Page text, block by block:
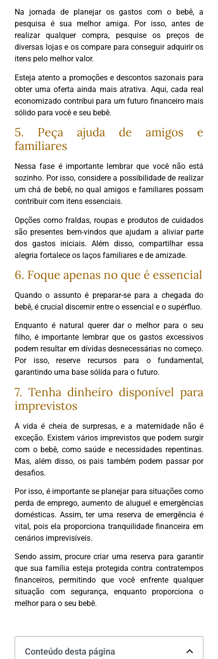
Na jornada de planejar os gastos com o bebê, a
pesquisa é sua melhor amiga. Por isso, antes de
realizar qualquer compra, pesquise os preços de
diversas lojas e os compare para conseguir adquirir os
itens pelo melhor valor.
Esteja atento a promoções e descontos sazonais para
obter uma oferta ainda mais atrativa. Aqui, cada real
economizado contribui para um futuro financeiro mais
sólido para você e seu bebê.
5. Peça ajuda de amigos e
familiares
Nessa fase é importante lembrar que você não está
sozinho. Por isso, considere a possibilidade de realizar
um chá de bebê, no qual amigos e familiares possam
contribuir com itens essenciais.
Opções como fraldas, roupas e produtos de cuidados
são presentes bem-vindos que ajudam a aliviar parte
dos gastos iniciais. Além disso, compartilhar essa
alegria fortalece os laços familiares e de amizade.
6. Foque apenas no que é essencial
Quando o assunto é preparar-se para a chegada do
bebê, é crucial discernir entre o essencial e o supérfluo.
Enquanto é natural querer dar o melhor para o seu
filho, é importante lembrar que os gastos excessivos
podem resultar em dívidas desnecessárias no começo.
Por isso, reserve recursos para o fundamental,
garantindo uma base sólida para o futuro.
7. Tenha dinheiro disponível para
imprevistos
A vida é cheia de surpresas, e a maternidade não é
exceção. Existem vários imprevistos que podem surgir
com o bebê, como saúde e necessidades repentinas.
Mas, além disso, os pais também podem passar por
desafios.
Por isso, é importante se planejar para situações como
perda de emprego, aumento de aluguel e emergências
domésticas. Assim, ter uma reserva de emergência é
vital, pois ela proporciona tranquilidade financeira em
cenários imprevisíveis.
Sendo assim, procure criar uma reserva para garantir
que sua família esteja protegida contra contratempos
financeiros, permitindo que você enfrente qualquer
situação com segurança, enquanto proporciona o
melhor para o seu bebê.
Conteúdo desta página